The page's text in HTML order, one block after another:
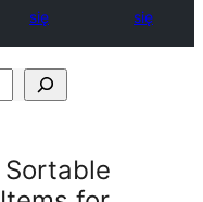
się
się
Sortable